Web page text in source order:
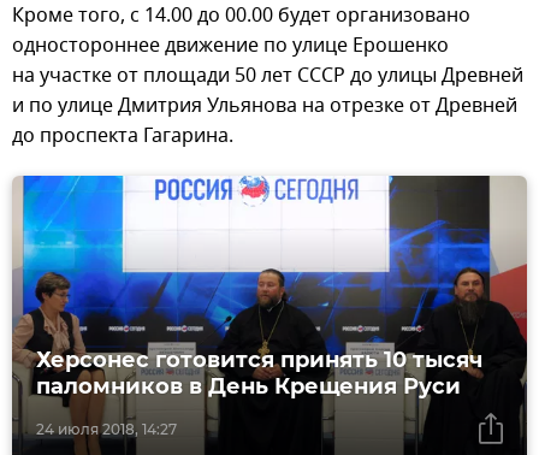
Кроме того, с 14.00 до 00.00 будет организовано
одностороннее движение по улице Ерошенко
на участке от площади 50 лет СССР до улицы Древней
и по улице Дмитрия Ульянова на отрезке от Древней
до проспекта Гагарина.
24 июля 2018, 14:27
Херсонес готовится принять 10 тысяч
паломников в День Крещения Руси